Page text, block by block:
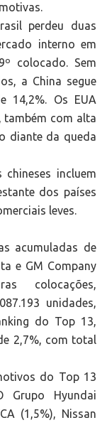
perdeu duas
interno em
colocado. Sem
a China segue
14,2%. Os EUA
também com alta
diante da queda
incluem
dos países
leves.
acumuladas de
e GM Company
colocações,
unidades,
do Top 13,
2,7%, com total
do Top 13
Grupo Hyundai
(1,5%), Nissan